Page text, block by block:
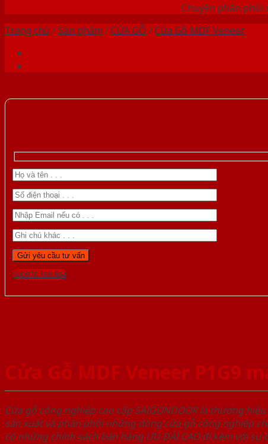
Chuyên phân phối
Trang chủ /Sản phẩm /CỬA GỖ /Cửa Gỗ MDF Veneer
Gọi 0976.169.864
Cửa Gỗ MDF Veneer P1G9
Cửa gỗ công nghiệp cao cấp SAIGONDOOR là thương
sản xuất và phân phối những dòng cửa gỗ công nghiệp
có những chính sách bán hàng ƯU ĐÃI CAO đi kèm với